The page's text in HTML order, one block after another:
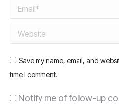
Email *
Website
Save my name, email, and
time I comment.
Notify me of follow-up